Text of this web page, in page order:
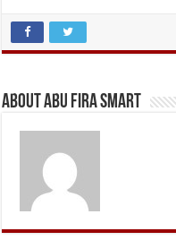
About Abu Fira Smart